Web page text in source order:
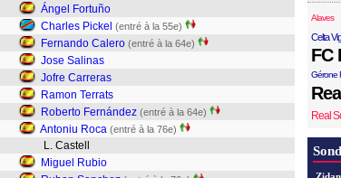
Ángel Fortuño
Charles Pickel (entré à la 55e)
Fernando Calero (entré à la 64e)
Jose Salinas
Jofre Carreras
Ramon Terrats
Roberto Fernández (entré à la 64e)
Antoniu Roca (entré à la 76e)
L. Castell
Miguel Rubio
Alaves
Celta
FC
Gérone
Real